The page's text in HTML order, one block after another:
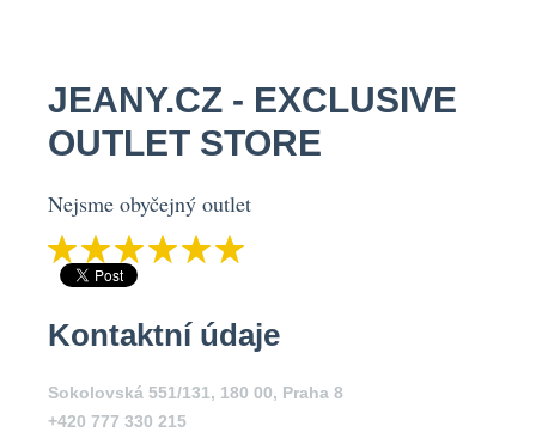
JEANY.CZ - EXCLUSIVE
OUTLET STORE
Nejsme obyčejný outlet
Kontaktní údaje
Sokolovská 551/131, 180 00, Praha 8
+420 777 330 215